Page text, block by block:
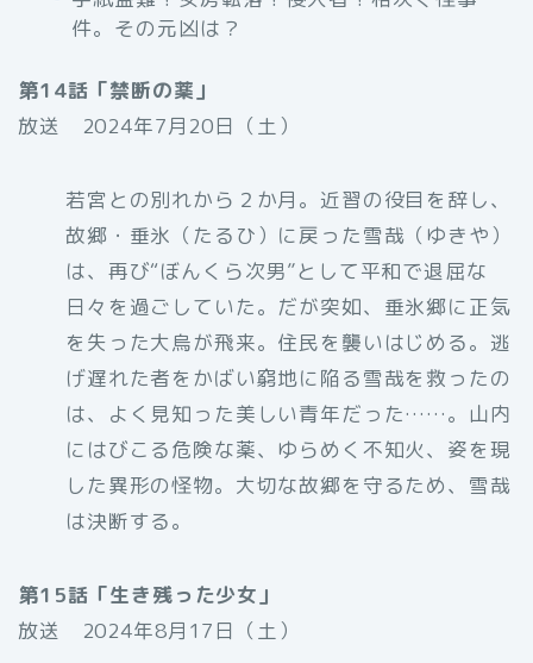
件。その元凶は？
第14話「禁断の薬」
放送 2024年7月20日（土）
若宮との別れから２か月。近習の役目を辞し、
故郷・垂氷（たるひ）に戻った雪哉（ゆきや）
は、再び“ぼんくら次男”として平和で退屈な
日々を過ごしていた。だが突如、垂氷郷に正気
を失った大烏が飛来。住民を襲いはじめる。逃
げ遅れた者をかばい窮地に陥る雪哉を救ったの
は、よく見知った美しい青年だった……。山内
にはびこる危険な薬、ゆらめく不知火、姿を現
した異形の怪物。大切な故郷を守るため、雪哉
は決断する。
第15話「生き残った少女」
放送 2024年8月17日（土）